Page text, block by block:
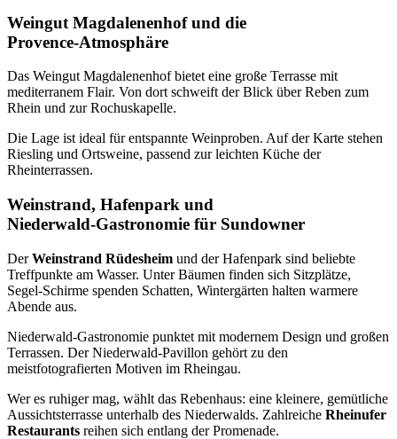
Weingut Magdalenenhof und die
Provence‑Atmosphäre
Das Weingut Magdalenenhof bietet eine große Terrasse mit
mediterranem Flair. Von dort schweift der Blick über Reben zum
Rhein und zur Rochuskapelle.
Die Lage ist ideal für entspannte Weinproben. Auf der Karte stehen
Riesling und Ortsweine, passend zur leichten Küche der
Rheinterrassen.
Weinstrand, Hafenpark und
Niederwald‑Gastronomie für Sundowner
DerWeinstrand Rüdesheim und der Hafenpark sind beliebte
Treffpunkte am Wasser. Unter Bäumen finden sich Sitzplätze,
Segel‑Schirme spenden Schatten, Wintergärten halten warmere
Abende aus.
Niederwald-Gastronomie punktet mit modernem Design und großen
Terrassen. Der Niederwald-Pavillon gehört zu den
meistfotografierten Motiven im Rheingau.
Wer es ruhiger mag, wählt das Rebenhaus: eine kleinere, gemütliche
Aussichtsterrasse unterhalb des Niederwalds. Zahlreiche Rheinufer
Restaurants reihen sich entlang der Promenade.